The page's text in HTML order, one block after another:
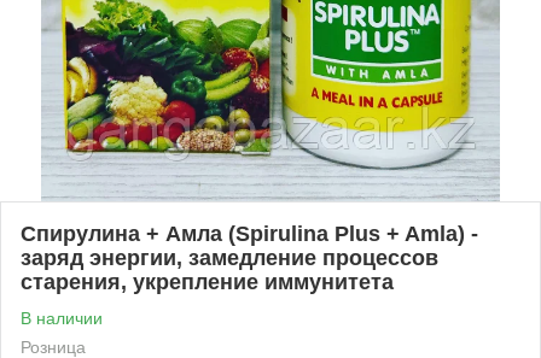
Спирулина + Амла (Spirulina Plus + Amla) -
заряд энергии, замедление процессов
старения, укрепление иммунитета
В наличии
Розница